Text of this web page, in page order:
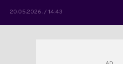
20.05.2026. / 14:43